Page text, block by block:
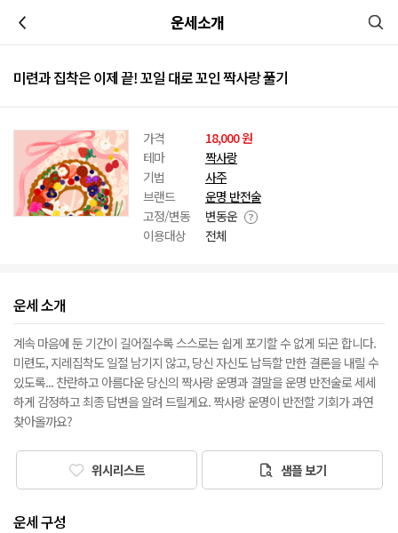
운세소개
미련과 집착은 이제 끝! 꼬일 대로 꼬인 짝사랑 풀기
가격
18,000 원
테마
짝사랑
기법
사주
브랜드
운명 반전술
고정/변동
변동운
이용대상
전체
운세 소개
계속 마음에 둔 기간이 길어질수록 스스로는 쉽게 포기할 수 없게 되곤 합니다.
미련도, 지레집착도 일절 남기지 않고, 당신 자신도 납득할 만한 결론을 내릴 수
있도록... 찬란하고 아름다운 당신의 짝사랑 운명과 결말을 운명 반전술로 세세
하게 감정하고 최종 답변을 알려 드릴게요. 짝사랑 운명이 반전할 기회가 과연
찾아올까요?
위시리스트 샘플 보기
운세 구성